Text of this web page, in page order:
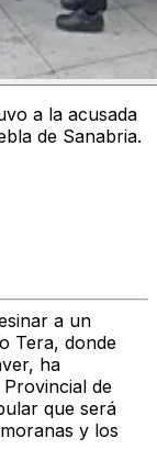
a la acusada
de Sanabria.
a un
Tera, donde
ha
de
que será
y los